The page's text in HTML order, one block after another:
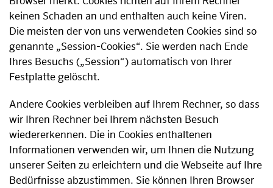
keinen Schaden an und enthalten auch keine Viren.
Die meisten der von uns verwendeten Cookies sind so
genannte „Session-Cookies“. Sie werden nach Ende
Ihres Besuchs („Session“) automatisch von Ihrer
Festplatte gelöscht.
Andere Cookies verbleiben auf Ihrem Rechner, so dass
wir Ihren Rechner bei Ihrem nächsten Besuch
wiedererkennen. Die in Cookies enthaltenen
Informationen verwenden wir, um Ihnen die Nutzung
unserer Seiten zu erleichtern und die Webseite auf Ihre
Bedürfnisse abzustimmen. Sie können Ihren Browser